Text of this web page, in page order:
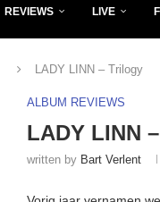
REVIEWS LIVE
LADY LINN – Trilogy
ALBUM REVIEWS
LADY LINN
written by Bart Verlent